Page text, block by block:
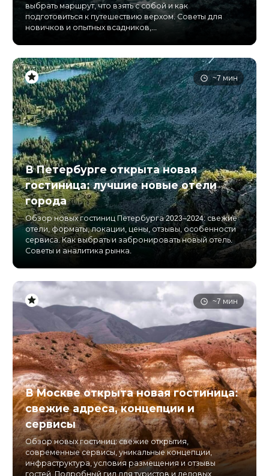
выбрать маршрут, что взять с собой и как
подготовиться к путешествию верхом. Советы для
новичков и опытных всадников,...
~7 мин
В Петербурге открыта новая
гостиница: лучшие новые отели
города
Обзор новых гостиниц Петербурга 2023–2024: свежие
отели, форматы, локации, цены, отзывы, особенности
сервиса. Как выбрать и забронировать новый отель.
Советы и аналитика рынка.
~7 мин
В Москве открыта новая гостиница:
свежие адреса, концепции и
сервисы
Обзор новых гостиниц: свежие открытия,
современные сервисы, уникальные концепции,
инфраструктура, условия размещения и отзывы
гостей. Подробный гид для туристов и деловых...